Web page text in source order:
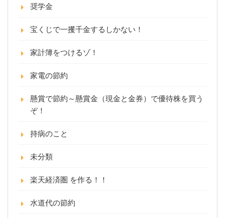
奨学金
宝くじで一攫千金するしかない！
家計簿をつけるゾ！
家電の節約
懸賞で節約～懸賞金（現金と金券）で優待株を買う
ぞ！
持病のこと
未分類
楽天経済圏 を作る！！
水道代の節約